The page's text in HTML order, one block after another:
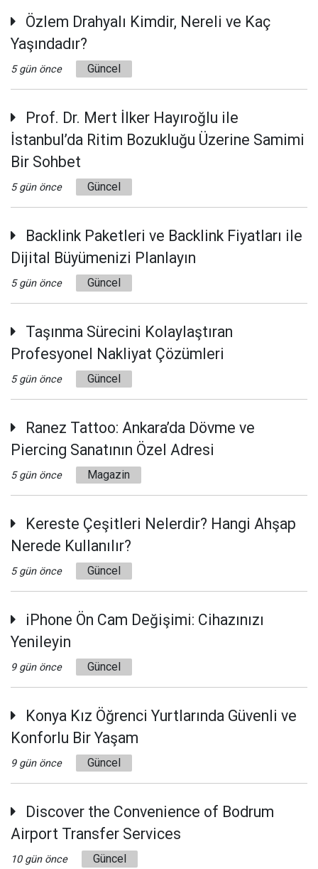
Özlem Drahyalı Kimdir, Nereli ve Kaç
Yaşındadır?
5 gün önce Güncel
Prof. Dr. Mert İlker Hayıroğlu ile
İstanbul’da Ritim Bozukluğu Üzerine Samimi
Bir Sohbet
5 gün önce Güncel
Backlink Paketleri ve Backlink Fiyatları ile
Dijital Büyümenizi Planlayın
5 gün önce Güncel
Taşınma Sürecini Kolaylaştıran
Profesyonel Nakliyat Çözümleri
5 gün önce Güncel
Ranez Tattoo: Ankara’da Dövme ve
Piercing Sanatının Özel Adresi
5 gün önce Magazin
Kereste Çeşitleri Nelerdir? Hangi Ahşap
Nerede Kullanılır?
5 gün önce Güncel
iPhone Ön Cam Değişimi: Cihazınızı
Yenileyin
9 gün önce Güncel
Konya Kız Öğrenci Yurtlarında Güvenli ve
Konforlu Bir Yaşam
9 gün önce Güncel
Discover the Convenience of Bodrum
Airport Transfer Services
10 gün önce Güncel